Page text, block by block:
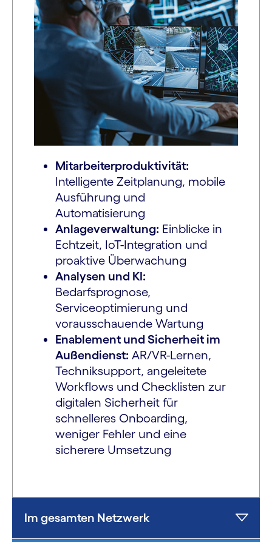
Mitarbeiterproduktivität:
Intelligente Zeitplanung, mobile
Ausführung und
Automatisierung
Anlageverwaltung: Einblicke in
Echtzeit, IoT-Integration und
proaktive Überwachung
Analysen und KI:
Bedarfsprognose,
Serviceoptimierung und
vorausschauende Wartung
Enablement und Sicherheit im
Außendienst: AR/VR-Lernen,
Techniksupport, angeleitete
Workflows und Checklisten zur
digitalen Sicherheit für
schnelleres Onboarding,
weniger Fehler und eine
sicherere Umsetzung
Im gesamten Netzwerk